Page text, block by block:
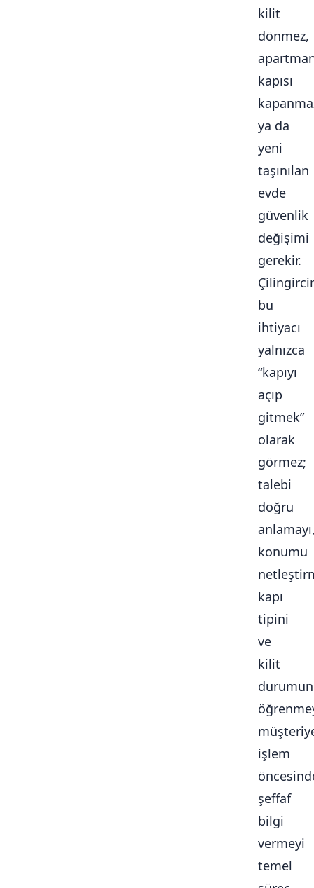
kilit
dönmez,
kapısı
ya da
yeni
taşınılan
evde
güvenlik
değişimi
gerekir.
bu
ihtiyacı
yalnızca
“kapıyı
açıp
gitmek”
olarak
görmez;
talebi
doğru
konumu
kapı
tipini
ve
kilit
işlem
şeffaf
bilgi
vermeyi
temel